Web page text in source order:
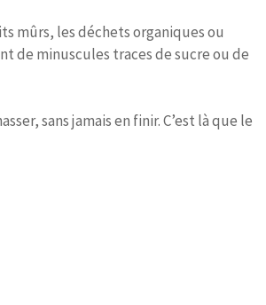
mûrs, les déchets organiques ou
de minuscules traces de sucre ou de
sans jamais en finir. C’est là que le